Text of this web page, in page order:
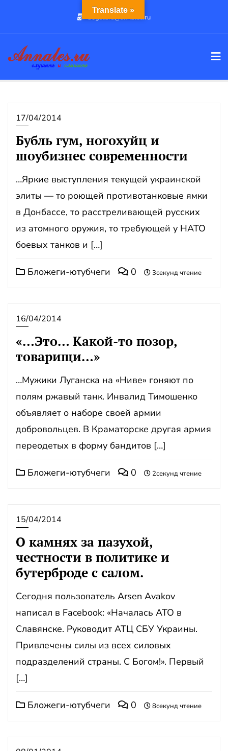
dogstars@annales.ru
17/04/2014
Бубль гум, ногохуйц и
шоубизнес современности
…Яркие выступления текущей украинской
элиты — то роющей противотанковые ямки
в Донбассе, то расстреливающей русских
из атомного оружия, то требующей у НАТО
боевых танков и […]
Бложеги-ютубчеги 0 3секунд чтение
16/04/2014
«…Это… Какой-то позор,
товарищи…»
…Мужики Луганска на «Ниве» гоняют по
полям ржавый танк. Инвалид Тимошенко
объявляет о наборе своей армии
добровольцев. В Краматорске другая армия
переодетых в форму бандитов […]
Бложеги-ютубчеги 0 2секунд чтение
15/04/2014
О камнях за пазухой,
честности в политике и
бутерброде с салом.
Сегодня пользователь Arsen Avakov
написал в Facebook: «Началась АТО в
Славянске. Руководит АТЦ СБУ Украины.
Привлечены силы из всех силовых
подразделений страны. С Богом!». Первый
[…]
Бложеги-ютубчеги 0 8секунд чтение
Translate »